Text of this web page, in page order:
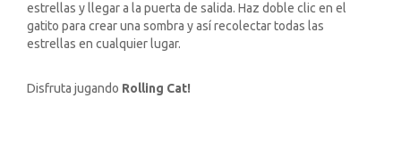
estrellas y llegar a la puerta de salida. Haz doble clic en el
gatito para crear una sombra y así recolectar todas las
estrellas en cualquier lugar.
Disfruta jugando Rolling Cat!